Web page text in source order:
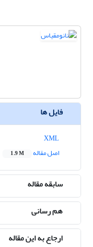
فایل ها
اصل مقاله
1.9 M
سابقه مقاله
هم رسانی
ارجاع به این مقاله